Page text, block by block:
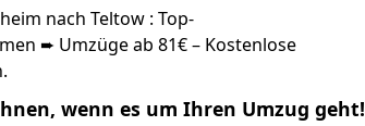
nach Teltow : Top-
➨ Umzüge ab 81€ – Kostenlose
wenn es um Ihren Umzug geht!